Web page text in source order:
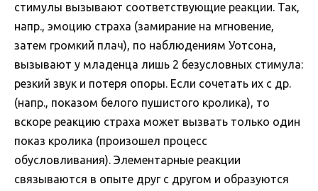
стимулы вызывают соответствующие реакции. Так,
напр., эмоцию страха (замирание на мгновение,
затем громкий плач), по наблюдениям Уотсона,
вызывают у младенца лишь 2 безусловных стимула:
резкий звук и потеря опоры. Если сочетать их с др.
(напр., показом белого пушистого кролика), то
вскоре реакцию страха может вызвать только один
показ кролика (произошел процесс
обусловливания). Элементарные реакции
связываются в опыте друг с другом и образуются